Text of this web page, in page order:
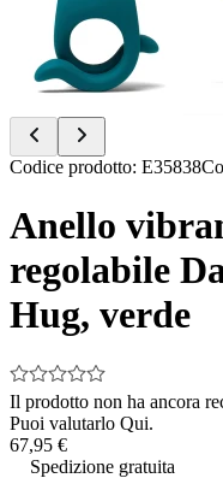
Item
of
5
Codice prodotto: E35838
Anello
regolabile
Hug, verde
Il prodotto non ha ancora
Puoi valutarlo Qui.
67,95 €
Spedizione gratuita